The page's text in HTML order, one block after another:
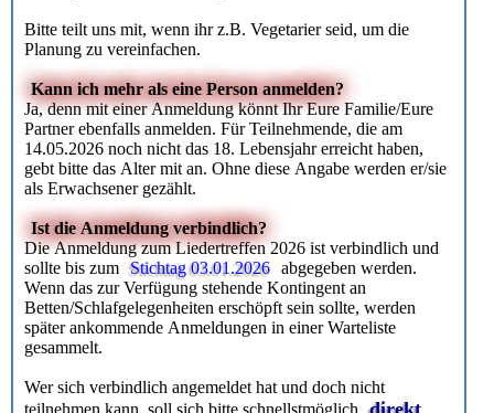
Bitte teilt uns mit, wenn ihr z.B. Vegetarier seid, um die
Planung zu vereinfachen.
Kann ich mehr als eine Person anmelden?
Ja, denn mit einer Anmeldung könnt Ihr Eure Familie/Eure
Partner ebenfalls anmelden. Für Teilnehmende, die am
14.05.2026 noch nicht das 18. Lebensjahr erreicht haben,
gebt bitte das Alter mit an. Ohne diese Angabe werden er/sie
als Erwachsener gezählt.
Ist die Anmeldung verbindlich?
Die Anmeldung zum Liedertreffen 2026 ist verbindlich und
sollte bis zum Stichtag 03.01.2026 abgegeben werden.
Wenn das zur Verfügung stehende Kontingent an
Betten/Schlafgelegenheiten erschöpft sein sollte, werden
später ankommende Anmeldungen in einer Warteliste
gesammelt.
Wer sich verbindlich angemeldet hat und doch nicht
teilnehmen kann, soll sich bitte schnellstmöglich
direkt